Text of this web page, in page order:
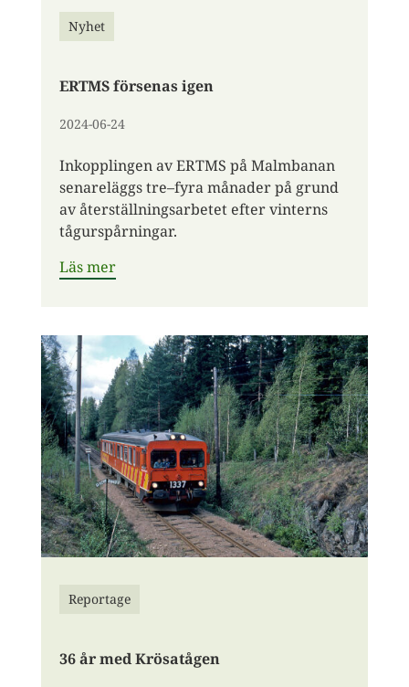
Nyhet
ERTMS försenas igen
2024-06-24
Inkopplingen av ERTMS på Malmbanan
senareläggs tre–fyra månader på grund
av återställningsarbetet efter vinterns
tågurspårningar.
Läs mer
Reportage
36 år med Krösatågen